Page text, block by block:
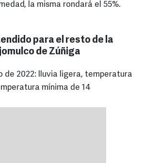
la misma rondará el 55%.
para el resto de la
de Zúñiga
de 2022: lluvia ligera, temperatura
mínima de 14